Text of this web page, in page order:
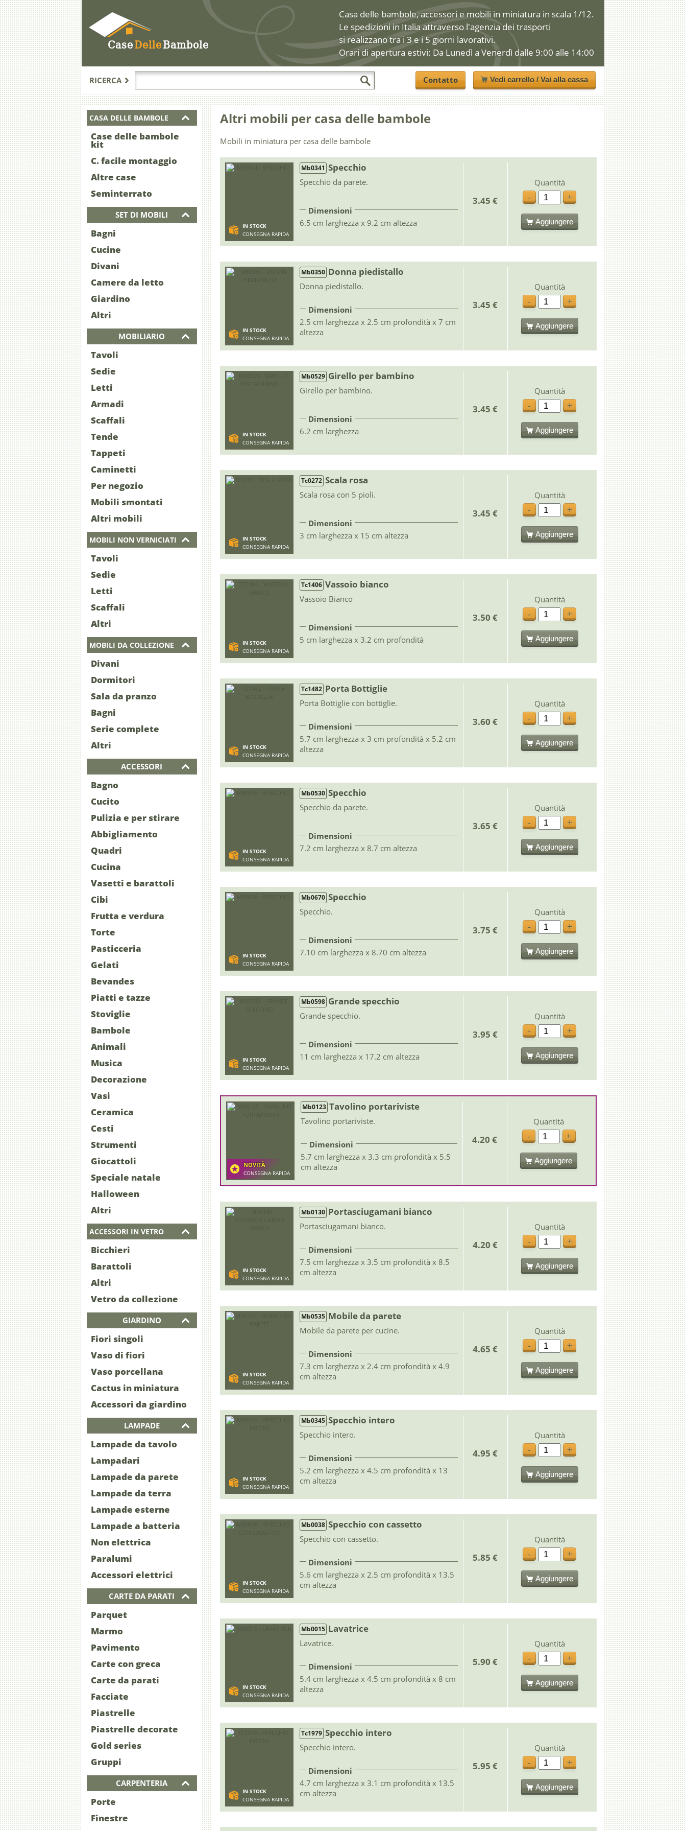
CaseDelleBambole
Casa delle bambole, accessori e mobili in miniatura in scala 1/12.
Le spedizioni in Italia attraverso l'agenzia dei trasporti
si realizzano tra i 3 e i 5 giorni lavorativi.
Orari di apertura estivi: Da Lunedì a Venerdì dalle 9:00 alle 14:00
RICERCA Contatto Vedi carrello / Vai alla cassa
CASA DELLE BAMBOLE
Case delle bambole
kit
C. facile montaggio
Altre case
Seminterrato
SET DI MOBILI
Bagni
Cucine
Divani
Camere da letto
Giardino
Altri
MOBILIARIO
Tavoli
Sedie
Letti
Armadi
Scaffali
Tende
Tappeti
Caminetti
Per negozio
Mobili smontati
Altri mobili
MOBILI NON VERNICIATI
Tavoli
Sedie
Letti
Scaffali
Altri
MOBILI DA COLLEZIONE
Divani
Dormitori
Sala da pranzo
Bagni
Serie complete
Altri
ACCESSORI
Bagno
Cucito
Pulizia e per stirare
Abbigliamento
Quadri
Cucina
Vasetti e barattoli
Cibi
Frutta e verdura
Torte
Pasticceria
Gelati
Bevandes
Piatti e tazze
Stoviglie
Bambole
Animali
Musica
Decorazione
Vasi
Ceramica
Cesti
Strumenti
Giocattoli
Speciale natale
Halloween
Altri
ACCESSORI IN VETRO
Bicchieri
Barattoli
Altri
Vetro da collezione
GIARDINO
Fiori singoli
Vaso di fiori
Vaso porcellana
Cactus in miniatura
Accessori da giardino
LAMPADE
Lampade da tavolo
Lampadari
Lampade da parete
Lampade da terra
Lampade esterne
Lampade a batteria
Non elettrica
Paralumi
Accessori elettrici
CARTE DA PARATI
Parquet
Marmo
Pavimento
Carte con greca
Carte da parati
Facciate
Piastrelle
Piastrelle decorate
Gold series
Gruppi
CARPENTERIA
Porte
Finestre
Altri mobili per casa delle bambole
Mobili in miniatura per casa delle bambole
IN STOCK
CONSEGNA RAPIDA
Mb0341 Specchio
Specchio da parete.
Dimensioni
6.5 cm larghezza x 9.2 cm altezza
3.45 €
Quantità
-
+
Aggiungere
IN STOCK
CONSEGNA RAPIDA
Mb0350 Donna piedistallo
Donna piedistallo.
Dimensioni
2.5 cm larghezza x 2.5 cm profondità x 7 cm
altezza
3.45 €
Quantità
-
+
Aggiungere
IN STOCK
CONSEGNA RAPIDA
Mb0529 Girello per bambino
Girello per bambino.
Dimensioni
6.2 cm larghezza
3.45 €
Quantità
-
+
Aggiungere
IN STOCK
CONSEGNA RAPIDA
Tc0272 Scala rosa
Scala rosa con 5 pioli.
Dimensioni
3 cm larghezza x 15 cm altezza
3.45 €
Quantità
-
+
Aggiungere
IN STOCK
CONSEGNA RAPIDA
Tc1406 Vassoio bianco
Vassoio Bianco
Dimensioni
5 cm larghezza x 3.2 cm profondità
3.50 €
Quantità
-
+
Aggiungere
IN STOCK
CONSEGNA RAPIDA
Tc1482 Porta Bottiglie
Porta Bottiglie con bottiglie.
Dimensioni
5.7 cm larghezza x 3 cm profondità x 5.2 cm
altezza
3.60 €
Quantità
-
+
Aggiungere
IN STOCK
CONSEGNA RAPIDA
Mb0530 Specchio
Specchio da parete.
Dimensioni
7.2 cm larghezza x 8.7 cm altezza
3.65 €
Quantità
-
+
Aggiungere
IN STOCK
CONSEGNA RAPIDA
Mb0670 Specchio
Specchio.
Dimensioni
7.10 cm larghezza x 8.70 cm altezza
3.75 €
Quantità
-
+
Aggiungere
IN STOCK
CONSEGNA RAPIDA
Mb0598 Grande specchio
Grande specchio.
Dimensioni
11 cm larghezza x 17.2 cm altezza
3.95 €
Quantità
-
+
Aggiungere
NOVITÀ
CONSEGNA RAPIDA
Mb0123 Tavolino portariviste
Tavolino portariviste.
Dimensioni
5.7 cm larghezza x 3.3 cm profondità x 5.5
cm altezza
4.20 €
Quantità
-
+
Aggiungere
IN STOCK
CONSEGNA RAPIDA
Mb0130 Portasciugamani bianco
Portasciugamani bianco.
Dimensioni
7.5 cm larghezza x 3.5 cm profondità x 8.5
cm altezza
4.20 €
Quantità
-
+
Aggiungere
IN STOCK
CONSEGNA RAPIDA
Mb0535 Mobile da parete
Mobile da parete per cucine.
Dimensioni
7.3 cm larghezza x 2.4 cm profondità x 4.9
cm altezza
4.65 €
Quantità
-
+
Aggiungere
IN STOCK
CONSEGNA RAPIDA
Mb0345 Specchio intero
Specchio intero.
Dimensioni
5.2 cm larghezza x 4.5 cm profondità x 13
cm altezza
4.95 €
Quantità
-
+
Aggiungere
IN STOCK
CONSEGNA RAPIDA
Mb0038 Specchio con cassetto
Specchio con cassetto.
Dimensioni
5.6 cm larghezza x 2.5 cm profondità x 13.5
cm altezza
5.85 €
Quantità
-
+
Aggiungere
IN STOCK
CONSEGNA RAPIDA
Mb0015 Lavatrice
Lavatrice.
Dimensioni
5.4 cm larghezza x 4.5 cm profondità x 8 cm
altezza
5.90 €
Quantità
-
+
Aggiungere
IN STOCK
CONSEGNA RAPIDA
Tc1979 Specchio intero
Specchio intero.
Dimensioni
4.7 cm larghezza x 3.1 cm profondità x 13.5
cm altezza
5.95 €
Quantità
-
+
Aggiungere